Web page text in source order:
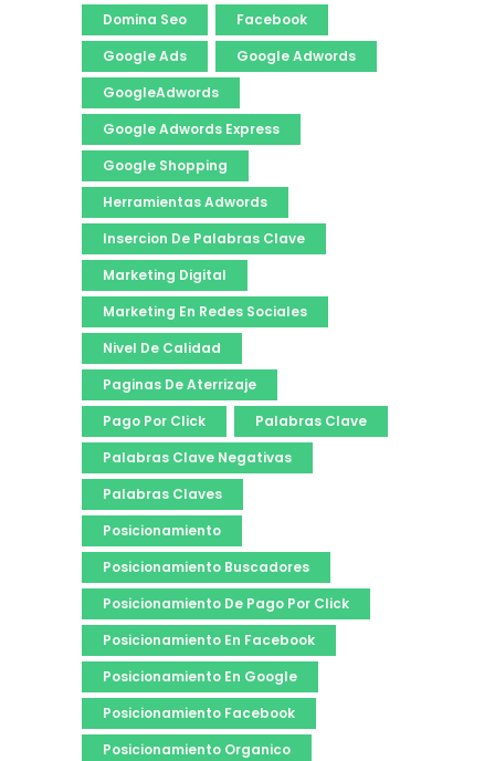
Domina Seo
Facebook
Google Ads
Google Adwords
GoogleAdwords
Google Adwords Express
Google Shopping
Herramientas Adwords
Insercion De Palabras Clave
Marketing Digital
Marketing En Redes Sociales
Nivel De Calidad
Paginas De Aterrizaje
Pago Por Click
Palabras Clave
Palabras Clave Negativas
Palabras Claves
Posicionamiento
Posicionamiento Buscadores
Posicionamiento De Pago Por Click
Posicionamiento En Facebook
Posicionamiento En Google
Posicionamiento Facebook
Posicionamiento Organico